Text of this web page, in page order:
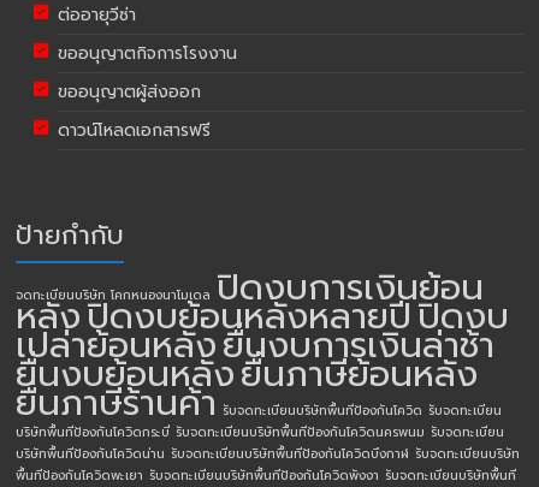
ต่ออายุวีซ่า
ขออนุญาตกิจการโรงงาน
ขออนุญาตผู้ส่งออก
ดาวน์โหลดเอกสารฟรี
ป้ายกำกับ
จดทะเบียนบริษัท โคกหนองนาโมเดล ปิดงบการเงินย้อน
หลังปิดงบย้อนหลังหลายปีปิดงบ
เปล่าย้อนหลังยื่นงบการเงินล่าช้า
ยื่นงบย้อนหลังยื่นภาษีย้อนหลัง
ยื่นภาษีร้านค้า รับจดทะเบียนบริษัทพื้นทีป้องกันโควิด รับจดทะเบียน
บริษัทพื้นทีป้องกันโควิดกระบี่ รับจดทะเบียนบริษัทพื้นทีป้องกันโควิดนครพนม รับจดทะเบียน
บริษัทพื้นทีป้องกันโควิดน่าน รับจดทะเบียนบริษัทพื้นทีป้องกันโควิดบึงกาฬ รับจดทะเบียนบริษัท
พื้นทีป้องกันโควิดพะเยา รับจดทะเบียนบริษัทพื้นทีป้องกันโควิดพังงา รับจดทะเบียนบริษัทพื้นที